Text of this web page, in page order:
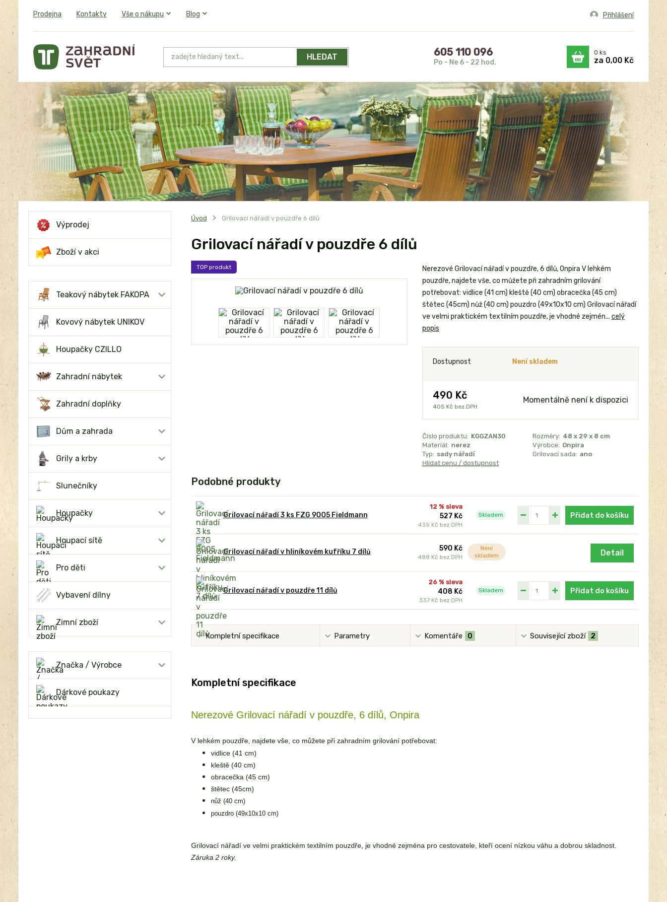
Prodejna Kontakty Vše o nákupu Blog Přihlášení
HLEDAT 605 110 096
Po - Ne 6 - 22 hod.
0 ks
za 0,00 Kč
Výprodej
Zboží v akci
Teakový nábytek FAKOPA
Kovový nábytek UNIKOV
Houpačky CZILLO
Zahradní nábytek
Zahradní doplňky
Dům a zahrada
Grily a krby
Slunečníky
Houpačky
Houpací sítě
Pro děti
Vybavení dílny
Zimní zboží
Značka / Výrobce
Dárkové poukazy
Úvod Grilovací nářadí v pouzdře 6 dílů
Grilovací nářadí v pouzdře 6 dílů
TOP produkt
Nerezové Grilovací nářadí v pouzdře, 6 dílů, Onpira V lehkém
pouzdře, najdete vše, co můžete při zahradním grilování
potřebovat: vidlice (41 cm) kleště (40 cm) obracečka (45 cm)
štětec (45cm) nůž (40 cm) pouzdro (49x10x10 cm) Grilovací nářadí
ve velmi praktickém textilním pouzdře, je vhodné zejmén... celý
popis
Dostupnost Není skladem
490 Kč
405 Kč bez DPH
Momentálně není k dispozici
Číslo produktu: KGGZAN30 Rozměry: 48 x 29 x 8 cm
Materiál: nerez Výrobce: Onpira
Typ: sady nářadí Grilovací sada: ano
Hlídat cenu / dostupnost
Podobné produkty
Grilovací nářadí 3 ks FZG 9005 Fieldmann
12 % sleva
527 Kč
435 Kč bez DPH
Skladem Přidat do košíku
Grilovací nářadí v hliníkovém kufříku 7 dílů 590 Kč
488 Kč bez DPH
Není
skladem
Detail
Grilovací nářadí v pouzdře 11 dílů
26 % sleva
408 Kč
337 Kč bez DPH
Skladem Přidat do košíku
Kompletní specifikace Parametry Komentáře 0 Související zboží 2
Kompletní specifikace
Nerezové Grilovací nářadí v pouzdře, 6 dílů, Onpira
V lehkém pouzdře, najdete vše, co můžete při zahradním grilování potřebovat:
vidlice (41 cm)
kleště (40 cm)
obracečka (45 cm)
štětec (45cm)
nůž (40 cm)
pouzdro (49x10x10 cm)
Grilovací nářadí ve velmi praktickém textilním pouzdře, je vhodné zejména pro cestovatele, kteří ocení nízkou váhu a dobrou skladnost.
Záruka 2 roky.